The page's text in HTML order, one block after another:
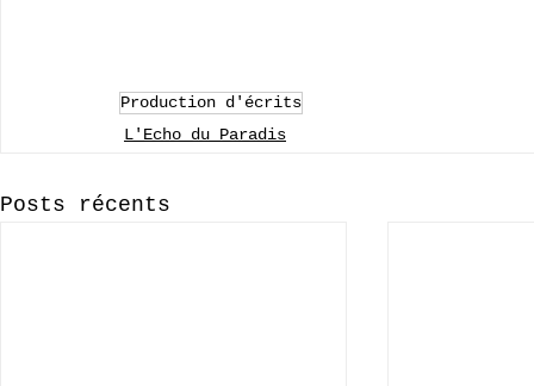
Production d'écrits
L'Echo du Paradis
Posts récents